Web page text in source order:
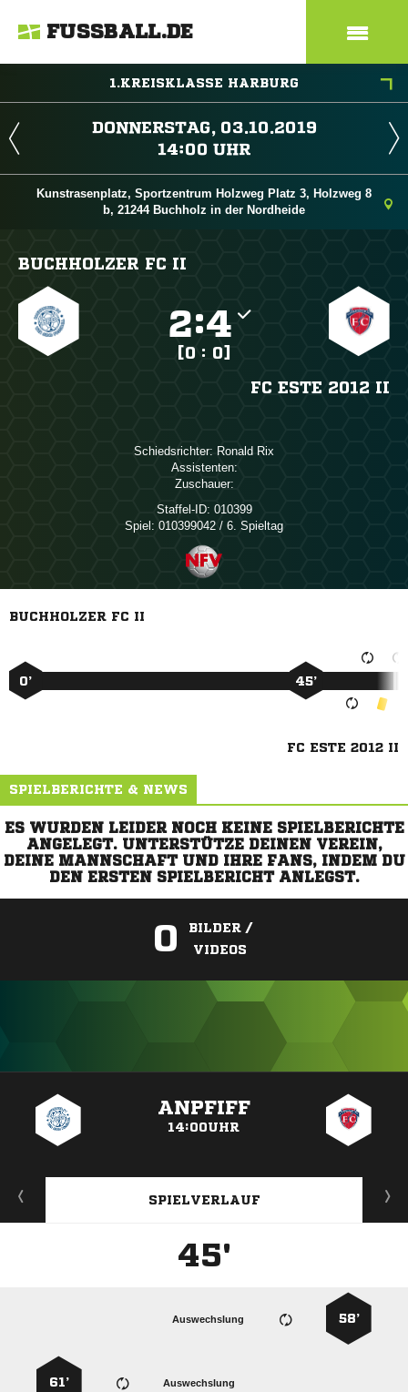
FUSSBALL.DE
1.KREISKLASSE HARBURG
 
 
Kunstrasenplatz, Sportzentrum Holzweg Platz 3, Holzweg 8
b, 21244 Buchholz in der Nordheide
BUCHHOLZER FC II
:
[0 : 0]
FC ESTE 2012 II
Schiedsrichter:  
Assistenten:
Zuschauer:
Staffel-ID: 010399
Spiel: 010399042 / 6. Spieltag
BUCHHOLZER FC II
0’ 45’
FC ESTE 2012 II
SPIELBERICHTE & NEWS
ES WURDEN LEIDER NOCH KEINE SPIELBERICHTE
ANGELEGT. UNTERSTÜTZE DEINEN VEREIN,
DEINE MANNSCHAFT UND IHRE FANS, INDEM DU
DEN ERSTEN SPIELBERICHT ANLEGST.
0
BILDER /
VIDEOS
ANPFIFF
14:00UHR
SPIELVERLAUF
45'
58’
Auswechslung
Auswechslung
61’